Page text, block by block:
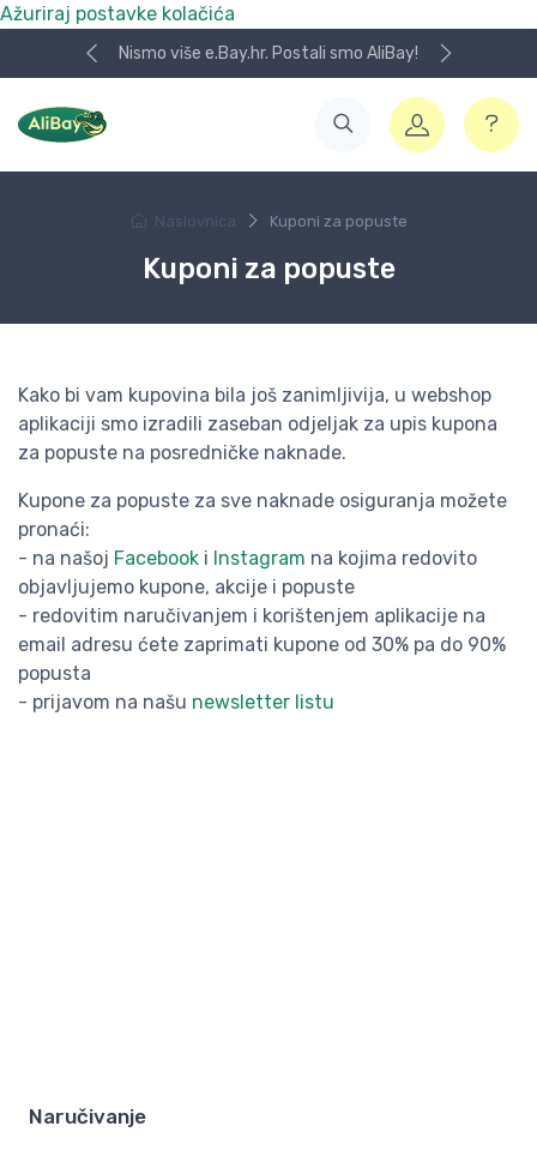
Ažuriraj postavke kolačića
Nismo više e.Bay.hr. Postali smo AliBay!
Naslovnica Kuponi za popuste
Kuponi za popuste
Kako bi vam kupovina bila još zanimljivija, u webshop
aplikaciji smo izradili zaseban odjeljak za upis kupona
za popuste na posredničke naknade.
Kupone za popuste za sve naknade osiguranja možete
pronaći:
- na našoj Facebook i Instagram na kojima redovito
objavljujemo kupone, akcije i popuste
- redovitim naručivanjem i korištenjem aplikacije na
email adresu ćete zaprimati kupone od 30% pa do 90%
popusta
- prijavom na našu newsletter listu
Naručivanje